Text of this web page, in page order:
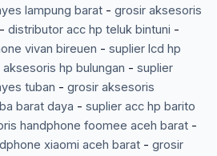
lampung barat- grosir aksesoris
- distributor acc hp teluk bintuni -
vivan bireuen - suplier lcd hp
hp bulungan - suplier
tuban - grosir aksesoris
barat daya - suplier acc hp barito
handphone foomee aceh barat-
xiaomi aceh barat- grosir